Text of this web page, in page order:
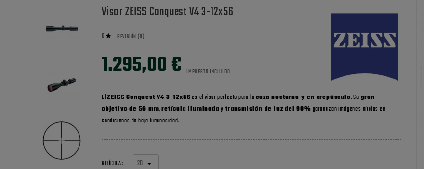
Visor ZEISS Conquest V4 3-12x56
0  REVISIÓN (0)
1.295,00 € IMPUESTO INCLUIDO
ElZEISS Conquest V4 3-12x56es el visor perfecto para lacaza nocturna y en crepúsculo. Su gran
objetivo de 56 mm,retícula iluminada ytransmisión de luz del 90% garantizan imágenes nítidas en
condiciones de baja luminosidad.
RETÍCULA :